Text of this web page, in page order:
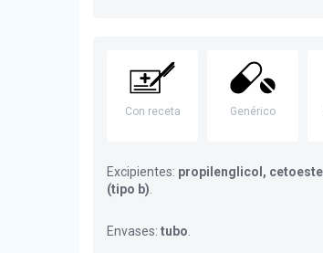
Con receta Genérico
Excipientes: propilenglicol,
(tipo b)
Envases: tubo